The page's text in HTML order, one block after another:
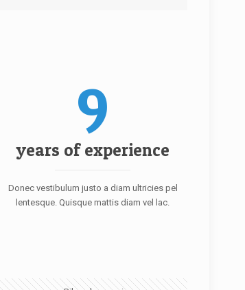
9
years of experience
Donec vestibulum justo a diam ultricies pel
lentesque. Quisque mattis diam vel lac.